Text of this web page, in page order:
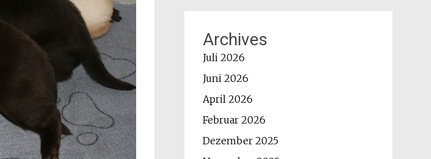
Archives
Juli 2026
Juni 2026
April 2026
Februar 2026
Dezember 2025